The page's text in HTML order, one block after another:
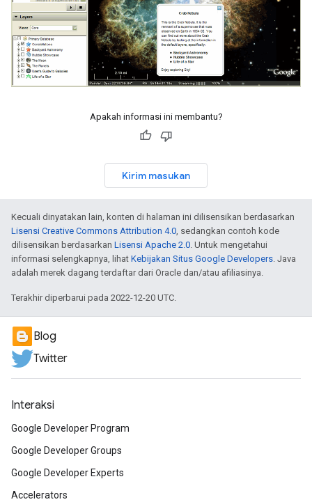
Apakah informasi ini membantu?
Kirim masukan
Kecuali dinyatakan lain, konten di halaman ini dilisensikan berdasarkan
Lisensi Creative Commons Attribution 4.0, sedangkan contoh kode
dilisensikan berdasarkan Lisensi Apache 2.0. Untuk mengetahui
informasi selengkapnya, lihat Kebijakan Situs Google Developers. Java
adalah merek dagang terdaftar dari Oracle dan/atau afiliasinya.
Terakhir diperbarui pada 2022-12-20 UTC.
Blog
Twitter
Interaksi
Google Developer Program
Google Developer Groups
Google Developer Experts
Accelerators